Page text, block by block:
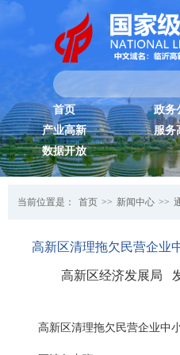
首页 政务
产业高新
服务
数据开放
当前位置是： 首页 >> 新闻中心 >>
高新区清理拖欠民营企业
高新区经济发展局
高新区清理拖欠民营企业中